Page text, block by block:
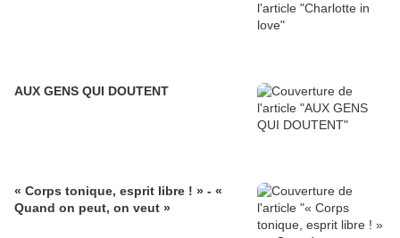
AUX GENS QUI DOUTENT
« Corps tonique, esprit libre ! » - «
Quand on peut, on veut »